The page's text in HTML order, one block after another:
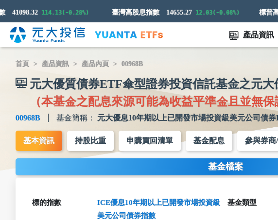
41098.32 114.13(-0.28%) 臺灣高股息指數 14655.27 12.03(-0.08%)
產品資訊
首頁 產品資訊 產品內頁 00968B
元大優質債券ETF傘型證券投資信託基金之元
（本基金之配息來源可能為收益平準金且並無保
00968B 基金簡稱： 元大優息10年期以上已開發市場投資級美元公司債
基本資訊 持股比重 申購買回清單 基金配息 參與券商
基金檔案
標的指數
ICE優息10年期以上已開發市場投資級
美元公司債券指數
基金類型